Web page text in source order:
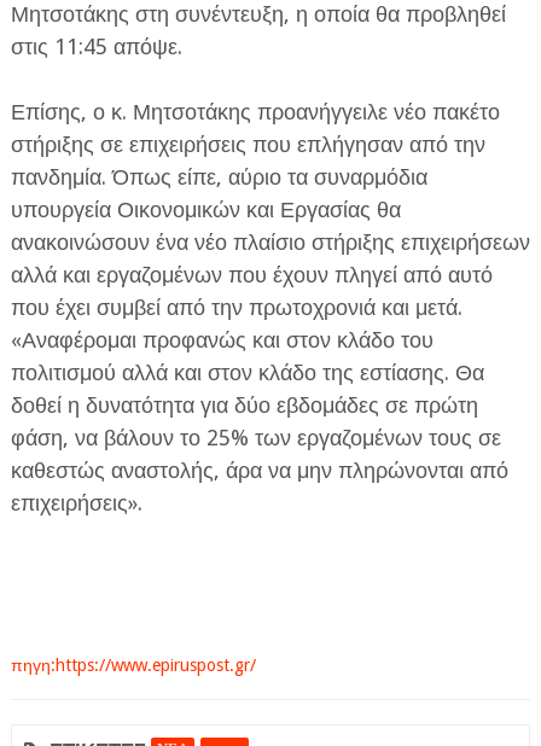
Μητσοτάκης στη συνέντευξη, η οποία θα προβληθεί
στις 11:45 απόψε.
Επίσης, ο κ. Μητσοτάκης προανήγγειλε νέο πακέτο
στήριξης σε επιχειρήσεις που επλήγησαν από την
πανδημία. Όπως είπε, αύριο τα συναρμόδια
υπουργεία Οικονομικών και Εργασίας θα
ανακοινώσουν ένα νέο πλαίσιο στήριξης επιχειρήσεων
αλλά και εργαζομένων που έχουν πληγεί από αυτό
που έχει συμβεί από την πρωτοχρονιά και μετά.
«Αναφέρομαι προφανώς και στον κλάδο του
πολιτισμού αλλά και στον κλάδο της εστίασης. Θα
δοθεί η δυνατότητα για δύο εβδομάδες σε πρώτη
φάση, να βάλουν το 25% των εργαζομένων τους σε
καθεστώς αναστολής, άρα να μην πληρώνονται από
επιχειρήσεις».
πηγη:https://www.epiruspost.gr/